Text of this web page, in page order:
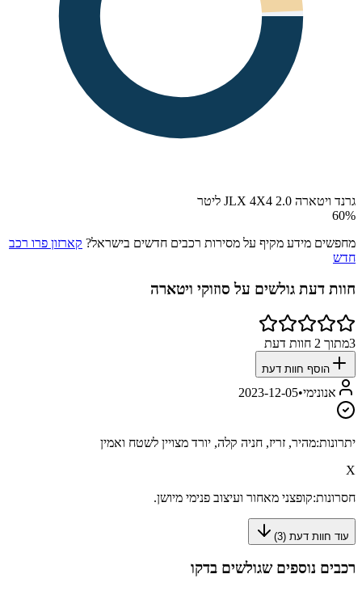
גרנד ויטארה JLX 4X4 2.0 ליטר
60%
מחפשים מידע מקיף על מסירות רכבים חדשים בישראל? קארזון פרו רכב
חדש
חוות דעת גולשים על סוזוקי ויטארה
3מתוך 2 חוות דעת
הוסף חוות דעת
אנונימי•
2023-12-05
יתרונות:מהיר, זריז, חניה קלה, יורד מצויין לשטח ואמין
X
חסרונות:קופצני מאחור ועיצוב פנימי מיושן.
עוד חוות דעת (3
)
רכבים נוספים שגולשים בדקו